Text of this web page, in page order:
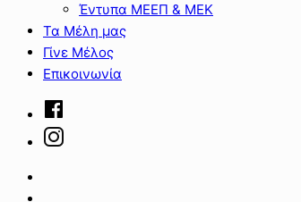
Έντυπα ΜΕΕΠ & ΜΕΚ
Τα Μέλη μας
Γίνε Μέλος
Επικοινωνία